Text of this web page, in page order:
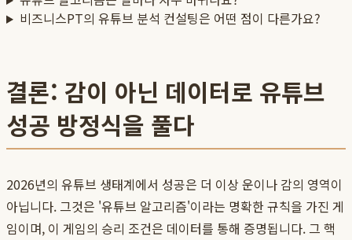
비즈니스PT의 유튜브 분석 컨설팅은 어떤 점이 다른가요?
결론: 감이 아닌 데이터로 유튜브
성공 방정식을 풀다
2026년의 유튜브 생태계에서 성공은 더 이상 운이나 감의 영역이
아닙니다. 그것은 '유튜브 알고리즘'이라는 명확한 규칙을 가진 게
임이며, 이 게임의 승리 조건은 데이터를 통해 증명됩니다. 그 핵